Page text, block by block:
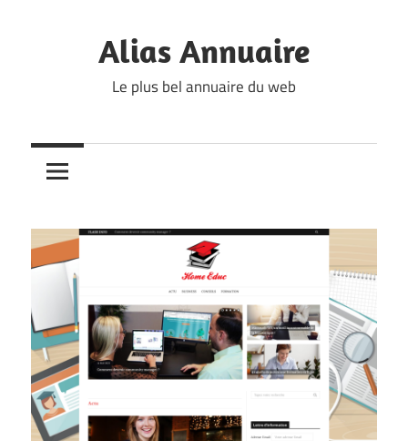
Alias Annuaire
Le plus bel annuaire du web